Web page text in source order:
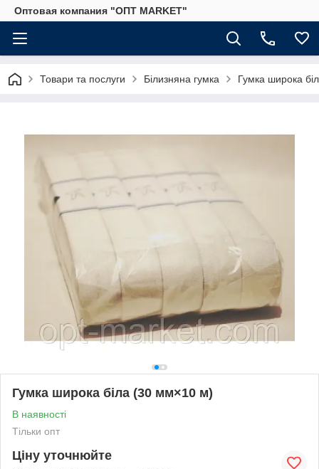
Оптовая компания "ОПТ MARKET"
Товари та послуги Білизняна гумка Гумка широка
Гумка широка біла (30 мм×10 м)
В наявності
Тільки опт
Ціну уточнюйте